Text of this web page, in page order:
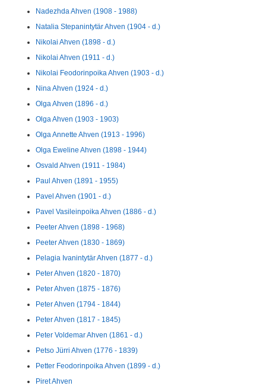
Nadezhda Ahven (1908 - 1988)
Natalia Stepanintytär Ahven (1904 - d.)
Nikolai Ahven (1898 - d.)
Nikolai Ahven (1911 - d.)
Nikolai Feodorinpoika Ahven (1903 - d.)
Nina Ahven (1924 - d.)
Olga Ahven (1896 - d.)
Olga Ahven (1903 - 1903)
Olga Annette Ahven (1913 - 1996)
Olga Eweline Ahven (1898 - 1944)
Osvald Ahven (1911 - 1984)
Paul Ahven (1891 - 1955)
Pavel Ahven (1901 - d.)
Pavel Vasileinpoika Ahven (1886 - d.)
Peeter Ahven (1898 - 1968)
Peeter Ahven (1830 - 1869)
Pelagia Ivanintytär Ahven (1877 - d.)
Peter Ahven (1820 - 1870)
Peter Ahven (1875 - 1876)
Peter Ahven (1794 - 1844)
Peter Ahven (1817 - 1845)
Peter Voldemar Ahven (1861 - d.)
Petso Jürri Ahven (1776 - 1839)
Petter Feodorinpoika Ahven (1899 - d.)
Piret Ahven